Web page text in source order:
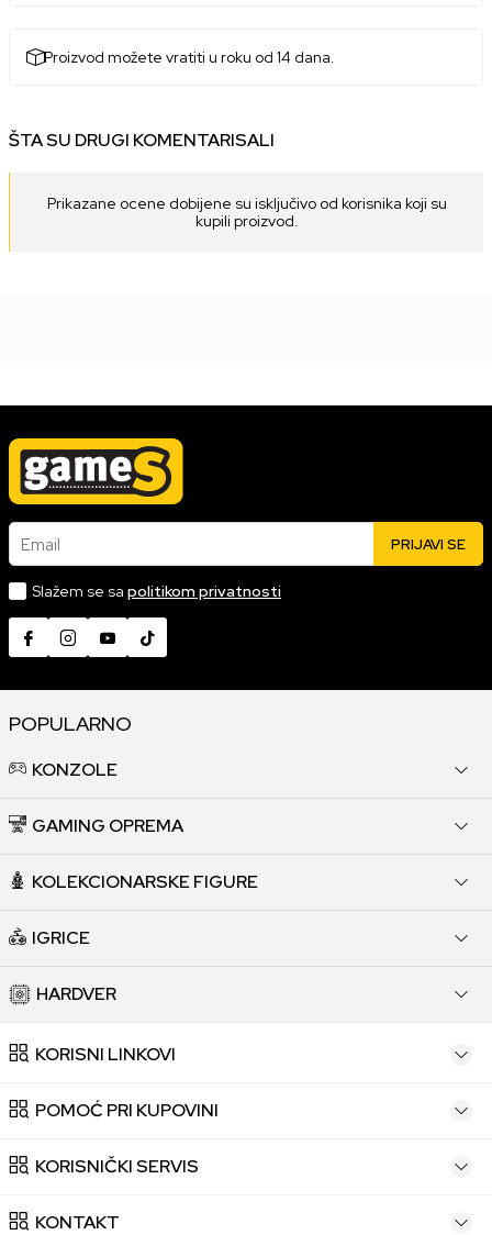
Proizvod možete vratiti u roku od 14 dana.
ŠTA SU DRUGI KOMENTARISALI
Prikazane ocene dobijene su isključivo od korisnika koji su
kupili proizvod.
Email PRIJAVI SE
Slažem se sa politikom privatnosti
POPULARNO
KONZOLE
GAMING OPREMA
KOLEKCIONARSKE FIGURE
IGRICE
HARDVER
KORISNI LINKOVI
POMOĆ PRI KUPOVINI
KORISNIČKI SERVIS
KONTAKT